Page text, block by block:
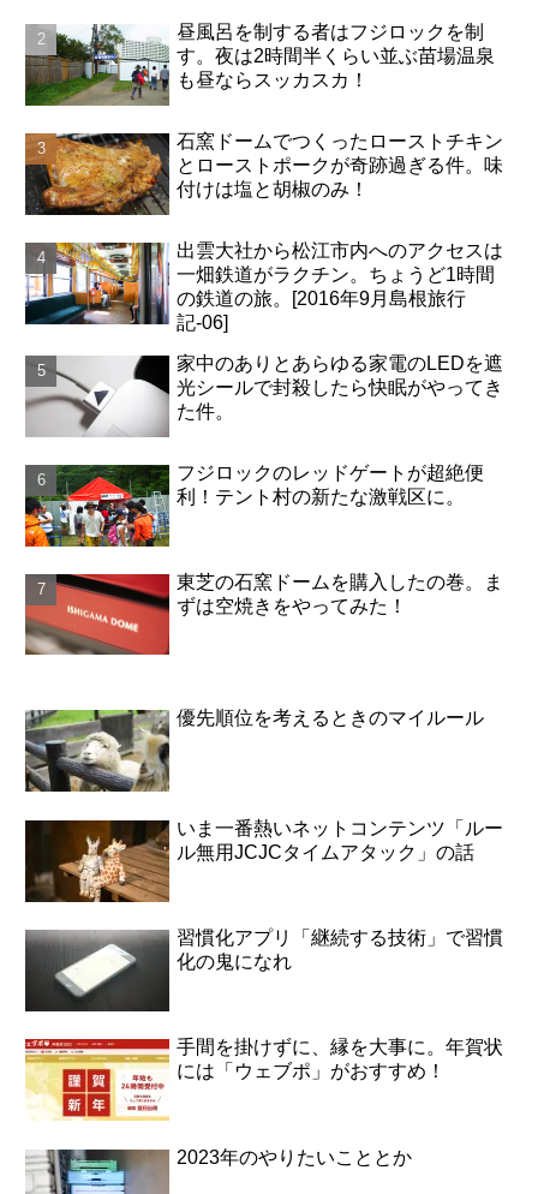
昼風呂を制する者はフジロックを制
す。夜は2時間半くらい並ぶ苗場温泉
も昼ならスッカスカ！
石窯ドームでつくったローストチキン
とローストポークが奇跡過ぎる件。味
付けは塩と胡椒のみ！
出雲大社から松江市内へのアクセスは
一畑鉄道がラクチン。ちょうど1時間
の鉄道の旅。[2016年9月島根旅行
記-06]
家中のありとあらゆる家電のLEDを遮
光シールで封殺したら快眠がやってき
た件。
フジロックのレッドゲートが超絶便
利！テント村の新たな激戦区に。
東芝の石窯ドームを購入したの巻。ま
ずは空焼きをやってみた！
優先順位を考えるときのマイルール
いま一番熱いネットコンテンツ「ルー
ル無用JCJCタイムアタック」の話
習慣化アプリ「継続する技術」で習慣
化の鬼になれ
手間を掛けずに、縁を大事に。年賀状
には「ウェブポ」がおすすめ！
2023年のやりたいこととか